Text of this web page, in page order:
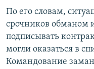
По его словам,
срочников обманом
подписывать
могли оказаться в
Командование